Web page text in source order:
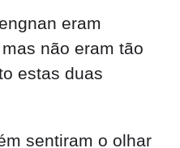
eram
não eram tão
estas duas